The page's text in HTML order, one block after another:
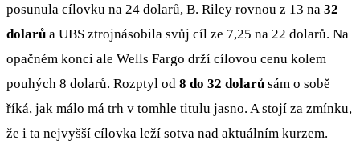
posunula cílovku na 24 dolarů, B. Riley rovnou z 13 na 32
dolarů a UBS ztrojnásobila svůj cíl ze 7,25 na 22 dolarů. Na
opačném konci ale Wells Fargo drží cílovou cenu kolem
pouhých 8 dolarů. Rozptyl od 8 do 32 dolarů sám o sobě
říká, jak málo má trh v tomhle titulu jasno. A stojí za zmínku,
že i ta nejvyšší cílovka leží sotva nad aktuálním kurzem.